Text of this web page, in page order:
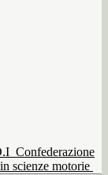
Confederazione
scienze motorie